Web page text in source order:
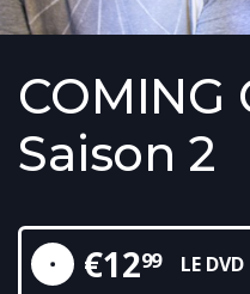
COMING
Saison 2
€1299 LE DVD